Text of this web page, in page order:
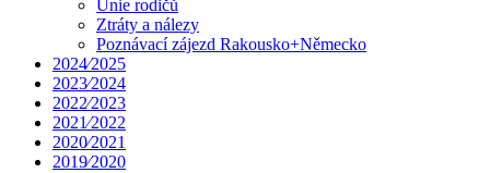
Unie rodičů
Ztráty a nálezy
Poznávací zájezd Rakousko+Německo
2024⁄2025
2023⁄2024
2022⁄2023
2021⁄2022
2020⁄2021
2019⁄2020